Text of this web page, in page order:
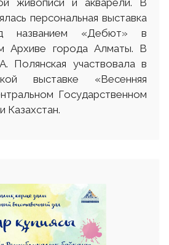
персональная выставка
названием «Дебют» в
Архиве города Алматы. В
Полянская участвовала в
выставке «Весенняя
Государственном
Казахстан.